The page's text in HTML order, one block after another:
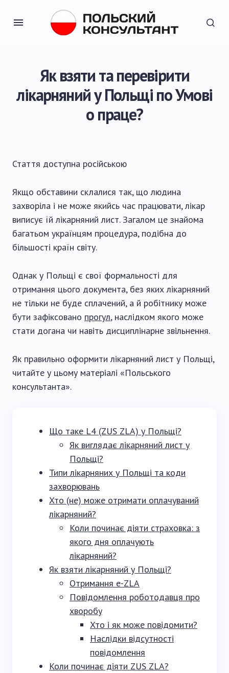
Як взяти та перевірити
лікарняний у Польщі по Умові
о праце?
Стаття доступна російською
Якщо обставини склалися так, що людина
захворіла і не може якийсь час працювати, лікар
виписує їй лікарняний лист. Загалом це знайома
багатьом українцям процедура, подібна до
більшості країн світу.
Однак у Польщі є свої формальності для
отримання цього документа, без яких лікарняний
не тільки не буде сплачений, а й робітнику може
бути зафіксовано прогул, наслідком якого може
стати догана чи навіть дисциплінарне звільнення.
Як правильно оформити лікарняний лист у Польщі,
читайте у цьому матеріалі «Польського
консультанта».
Що таке L4 (ZUS ZLA) у Польщі?
Як виглядає лікарняний лист у
Польщі?
Типи лікарняних у Польщі та коди
захворювань
Хто (не) може отримати оплачуваний
лікарняний?
Коли починає діяти страховка: з
якого дня оплачують
лікарняний?
Як взяти лікарняний у Польщі?
Отримання e-ZLA
Повідомлення роботодавця про
хворобу
Хто і як може повідомити?
Наслідки відсутності
повідомлення
Коли починає діяти ZUS ZLA?